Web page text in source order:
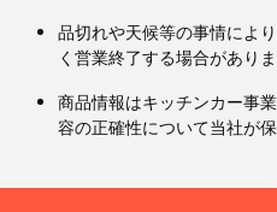
品切れや天候等の事情によ
く営業終了する場合がありま
商品情報はキッチンカー事
容の正確性について当社が